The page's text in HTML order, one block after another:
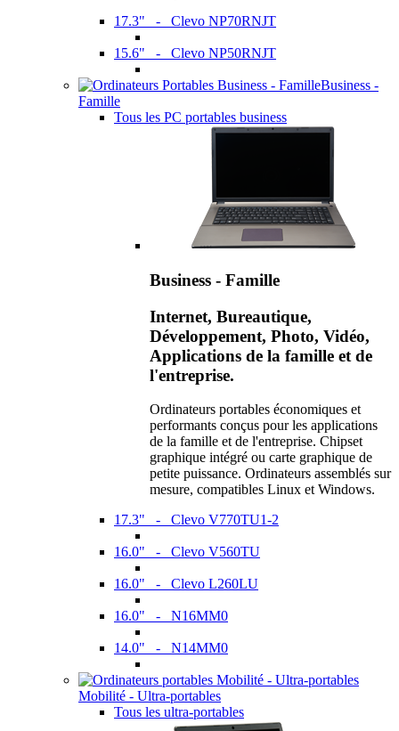
17.3" - Clevo NP70RNJT
15.6" - Clevo NP50RNJT
Business -
Famille
Tous les PC portables business
Business - Famille
Internet, Bureautique,
Développement, Photo, Vidéo,
Applications de la famille et de
l'entreprise.
Ordinateurs portables économiques et
performants conçus pour les applications
de la famille et de l'entreprise. Chipset
graphique intégré ou carte graphique de
petite puissance. Ordinateurs assemblés sur
mesure, compatibles Linux et Windows.
17.3" - Clevo V770TU1-2
16.0" - Clevo V560TU
16.0" - Clevo L260LU
16.0" - N16MM0
14.0" - N14MM0
Mobilité - Ultra-portables
Tous les ultra-portables